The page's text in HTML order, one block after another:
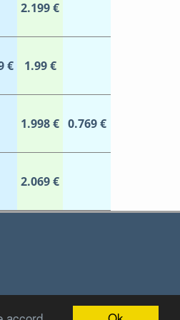
2.199 €
€ 1.99 €
1.998 € 0.769 €
2.069 €